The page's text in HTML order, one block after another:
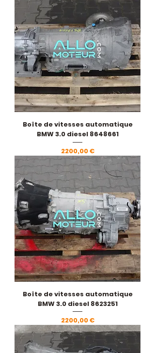
Boîte de vitesses automatique
BMW 3.0 diesel 8648661
Prezzo
2200,00 €
Boîte de vitesses automatique
BMW 3.0 diesel 8623251
Prezzo
2200,00 €